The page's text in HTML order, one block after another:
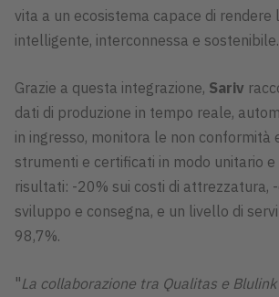
vita a un ecosistema capace di rendere
intelligente, interconnessa e sostenibile.
Grazie a questa integrazione, Sariv
dati di produzione in tempo reale,
in ingresso, monitora le non conformità
strumenti e certificati in modo unitario
risultati: -20% sui costi di attrezzatura,
sviluppo e consegna, e un livello di
98,7%.
"La collaborazione tra Qualitas e